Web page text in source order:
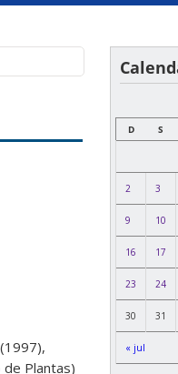
Plantas)
D
S
« jul
2 3
9 10
16 17
23 24
30 31